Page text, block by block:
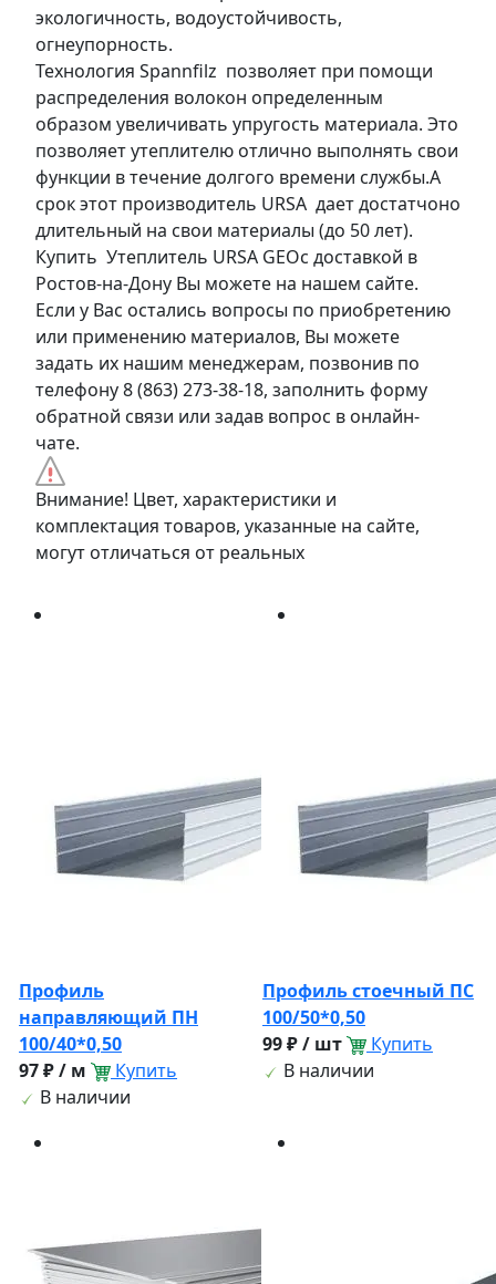
экологичность, водоустойчивость,
огнеупорность.
Технология Spannfilz позволяет при помощи
распределения волокон определенным
образом увеличивать упругость материала. Это
позволяет утеплителю отлично выполнять свои
функции в течение долгого времени службы.А
срок этот производитель URSA дает достатчоно
длительный на свои материалы (до 50 лет).
Купить Утеплитель URSA GEOс доставкой в
Ростов-на-Дону Вы можете на нашем сайте.
Если у Вас остались вопросы по приобретению
или применению материалов, Вы можете
задать их нашим менеджерам, позвонив по
телефону 8 (863) 273-38-18, заполнить форму
обратной связи или задав вопрос в онлайн-
чате.
Внимание! Цвет, характеристики и
комплектация товаров, указанные на сайте,
могут отличаться от реальных
Профиль
направляющий ПН
100/40*0,50
97 ₽ / м
Купить
В наличии
Профиль стоечный ПС
100/50*0,50
99 ₽ / шт
Купить
В наличии